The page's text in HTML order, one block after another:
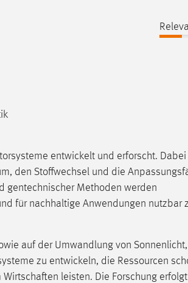
entwickelt und erforscht.
den Stoffwechsel und die
gentechnischer Methoden werden
für nachhaltige Anwendungen nutzbar
auf der Umwandlung von Sonnenlicht,
zu entwickeln, die Ressourcen
leisten. Die Forschung